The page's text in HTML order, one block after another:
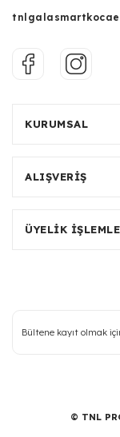
KURUMSAL
ALIŞVERİŞ
ÜYELİK
© TNL